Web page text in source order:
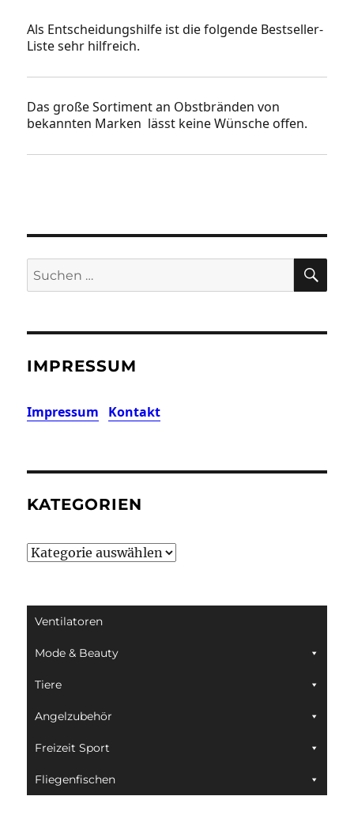
Als Entscheidungshilfe ist die folgende Bestseller-
Liste sehr hilfreich.
Das große Sortiment an Obstbränden von
bekannten Marken lässt keine Wünsche offen.
Suchen
nach:
IMPRESSUM
Impressum Kontakt
KATEGORIEN
Kategorien
Ventilatoren
Mode & Beauty
Tiere
Angelzubehör
Freizeit Sport
Fliegenfischen